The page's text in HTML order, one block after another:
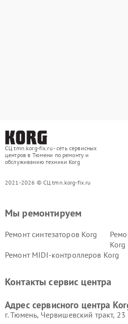
СЦ tmn.korg-fix.ru - сеть сервисных
центров в Тюмени по ремонту и
обслуживанию техники Korg
2021-2026 © СЦ tmn.korg-fix.ru
Мы ремонтируем
Ремонт синтезаторов Korg
Korg
Ремонт MIDI-контроллеров Korg
Контакты сервис центра
Адрес сервисного центра
г. Тюмень, ​Червишевский тракт, 23